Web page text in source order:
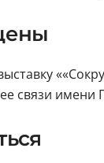
связи имени